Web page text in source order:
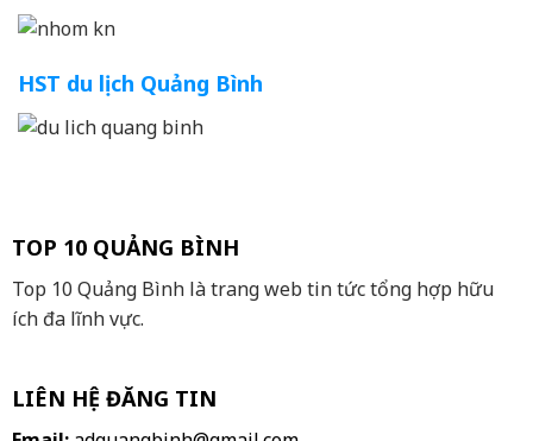
HST du lịch Quảng Bình
TOP 10 QUẢNG BÌNH
Top 10 Quảng Bình là trang web tin tức tổng hợp hữu
ích đa lĩnh vực.
LIÊN HỆ ĐĂNG TIN